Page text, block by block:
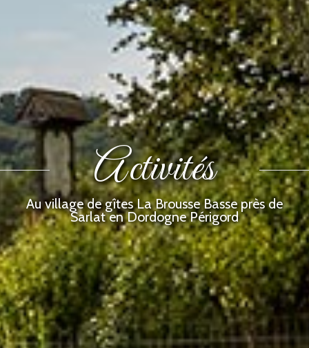
Activités
Au village de gîtes La Brousse Basse près de
Sarlat en Dordogne Périgord